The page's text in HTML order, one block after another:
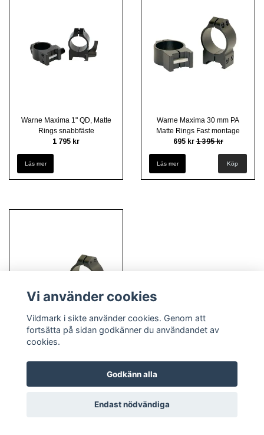
Warne Maxima 1" QD, Matte
Rings snabbfäste
1 795 kr
Läs mer
Warne Maxima 30 mm PA
Matte Rings Fast montage
695 kr1 395 kr
Läs mer Köp
Vi använder cookies
Vildmark i sikte använder cookies. Genom att
fortsätta på sidan godkänner du användandet av
cookies.
Godkänn alla
Endast nödvändiga